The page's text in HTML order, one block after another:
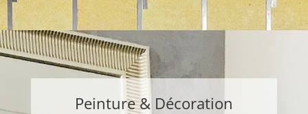
Peinture & Décoration